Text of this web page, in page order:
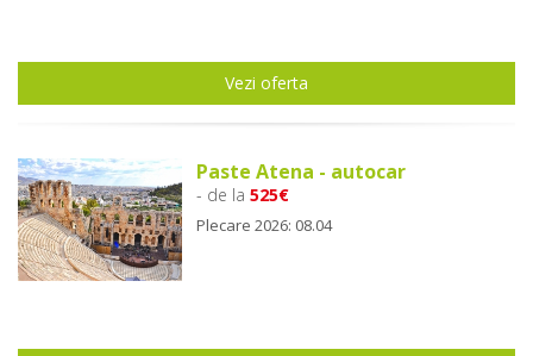
Vezi oferta
Paste Atena - autocar
- de la525€
Plecare 2026: 08.04